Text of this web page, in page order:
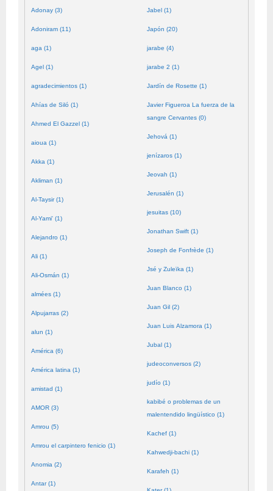
Adonay (3)
Adoniram (11)
aga (1)
Agel (1)
agradecimientos (1)
Ahías de Siló (1)
Ahmed El Gazzel (1)
aioua (1)
Akka (1)
Akliman (1)
Al-Taysir (1)
Al-Yami' (1)
Alejandro (1)
Ali (1)
Ali-Osmán (1)
almées (1)
Alpujarras (2)
alun (1)
América (6)
América latina (1)
amistad (1)
AMOR (3)
Amrou (5)
Amrou el carpintero fenicio (1)
Anomia (2)
Antar (1)
Jabel (1)
Japón (20)
jarabe (4)
jarabe 2 (1)
Jardín de Rosette (1)
Javier Figueroa La fuerza de la
sangre Cervantes (0)
Jehová (1)
jenízaros (1)
Jeovah (1)
Jerusalén (1)
jesuitas (10)
Jonathan Swift (1)
Joseph de Fonfrède (1)
Jsé y Zuleïka (1)
Juan Blanco (1)
Juan Gil (2)
Juan Luis Alzamora (1)
Jubal (1)
judeoconversos (2)
judío (1)
kabibé o problemas de un
malentendido lingüístico (1)
Kachef (1)
Kahwedji-bachi (1)
Karafeh (1)